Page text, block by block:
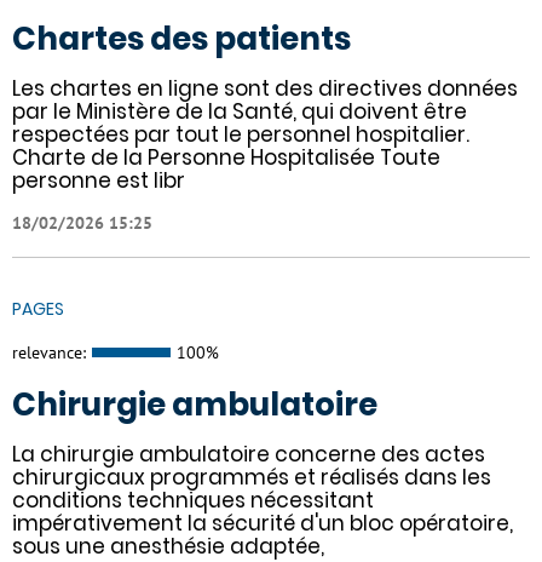
Chartes des patients
Les chartes en ligne sont des directives données
par le Ministère de la Santé, qui doivent être
respectées par tout le personnel hospitalier.
Charte de la Personne Hospitalisée Toute
personne est libr
18/02/2026 15:25
PAGES
relevance: 100%
Chirurgie ambulatoire
La chirurgie ambulatoire concerne des actes
chirurgicaux programmés et réalisés dans les
conditions techniques nécessitant
impérativement la sécurité d'un bloc opératoire,
sous une anesthésie adaptée,